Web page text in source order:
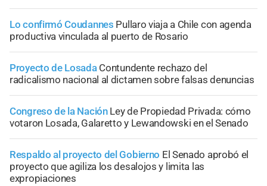
Lo confirmó Coudannes Pullaro viaja a Chile con agenda
productiva vinculada al puerto de Rosario
Proyecto de Losada Contundente rechazo del
radicalismo nacional al dictamen sobre falsas denuncias
Congreso de la Nación Ley de Propiedad Privada: cómo
votaron Losada, Galaretto y Lewandowski en el Senado
Respaldo al proyecto del Gobierno El Senado aprobó el
proyecto que agiliza los desalojos y limita las
expropiaciones